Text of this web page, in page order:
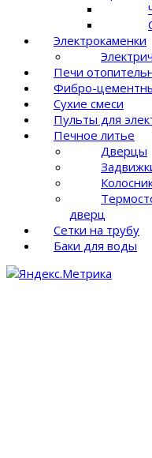
Электрокаменки
Печи
Фибро-
Сухие смеси
Пульты для
Печное литье
Дверцы
дверц
Сетки на трубу
Баки для воды